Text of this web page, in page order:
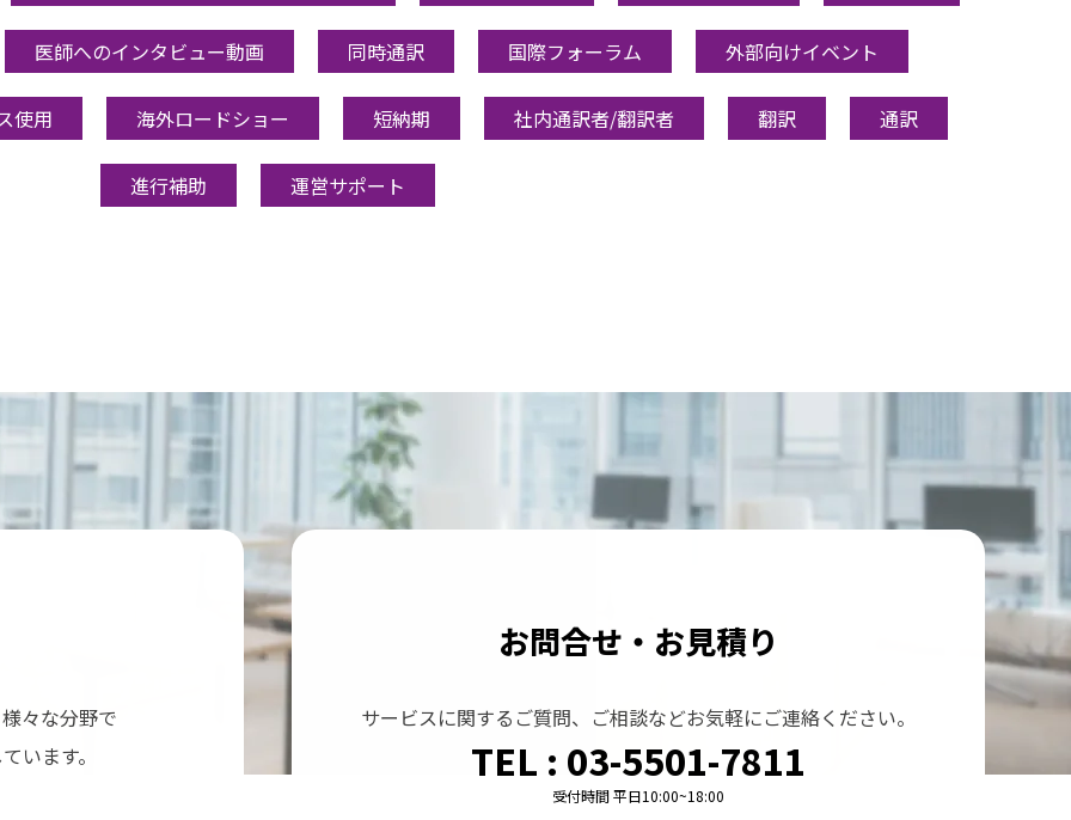
医師へのインタビュー動画 同時通訳 国際フォーラム 外部向けイベント
使用 海外ロードショー 短納期 社内通訳者/翻訳者 翻訳 通訳
進行補助 運営サポート
様々な分野で
います。
お問合せ・お⾒積り
サービスに関するご質問、 ご相談などお気軽にご連絡ください。
TEL : 03-5501-7811